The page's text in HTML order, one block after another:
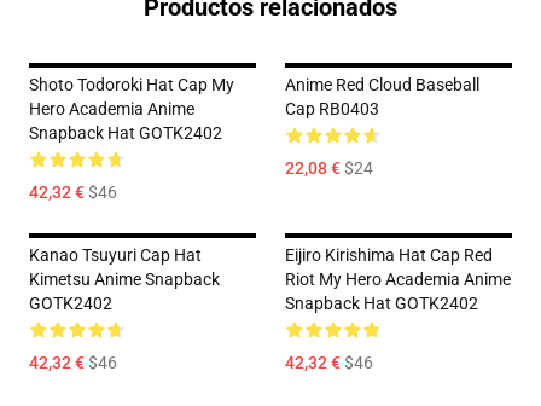
Productos relacionados
Shoto Todoroki Hat Cap My
Hero Academia Anime
Snapback Hat GOTK2402
42,32 €$46
Anime Red Cloud Baseball
Cap RB0403
22,08 €$24
Kanao Tsuyuri Cap Hat
Kimetsu Anime Snapback
GOTK2402
42,32 €$46
Eijiro Kirishima Hat Cap Red
Riot My Hero Academia Anime
Snapback Hat GOTK2402
42,32 €$46